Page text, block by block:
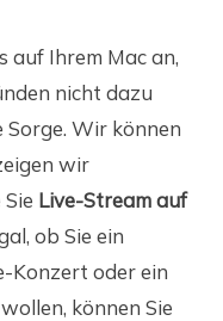
auf Ihrem Mac an,
nicht dazu
Sorge. Wir können
wir
Live-Stream auf
ob Sie ein
Konzert oder ein
können Sie